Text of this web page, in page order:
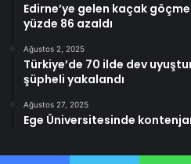
Edirne’ye gelen kaçak
yüzde 86 azaldı
Ağustos 2, 2025
Türkiye’de 70 ilde dev
şüpheli yakalandı
Ağustos 27, 2025
Ege Üniversitesinde